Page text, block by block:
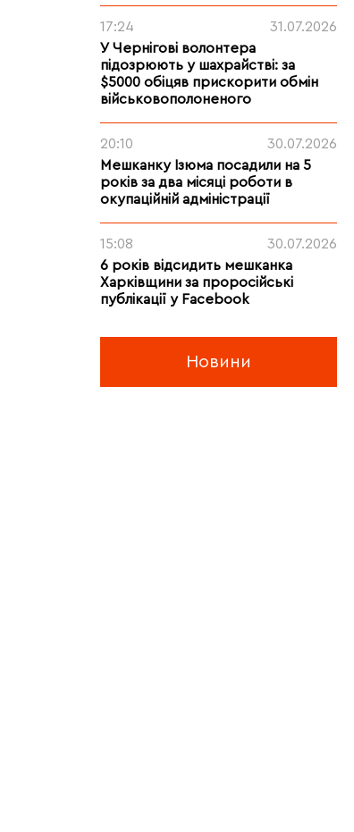
17:24
31.07.2026
У Чернігові волонтера
підозрюють у шахрайстві: за
$5000 обіцяв прискорити обмін
військовополоненого
20:10
30.07.2026
Мешканку Ізюма посадили на 5
років за два місяці роботи в
окупаційній адміністрації
15:08
30.07.2026
6 років відсидить мешканка
Харківщини за проросійські
публікації у Facebook
Новини